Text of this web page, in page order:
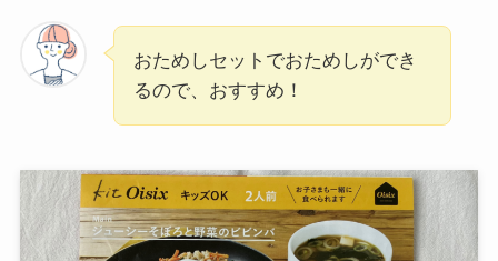
おためしセットでおためしができ
るので、おすすめ！